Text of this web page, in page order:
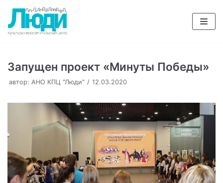
Перейти
к
содержимому
Запущен проект «Минуты Победы»
автор: АНО КПЦ "Люди" 12.03.2020